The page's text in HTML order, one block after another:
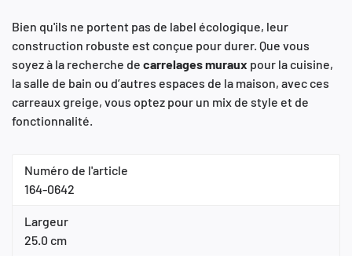
Bien qu'ils ne portent pas de label écologique, leur
construction robuste est conçue pour durer. Que vous
soyez à la recherche de carrelagesmuraux pour la cuisine,
la salle de bain ou d’autres espaces de la maison, avec ces
carreaux greige, vous optez pour un mix de style et de
fonctionnalité.
Numéro de l'article
164-0642
Largeur
25.0 cm